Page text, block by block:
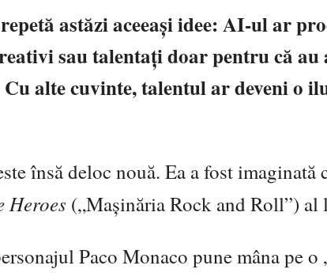
astăzi aceeași idee: AI-ul ar
sau talentați doar pentru că au
alte cuvinte, talentul ar deveni o
însă deloc nouă. Ea a fost imaginată
Heroes („Mașinăria Rock and Roll”)
Paco Monaco pune mâna pe o